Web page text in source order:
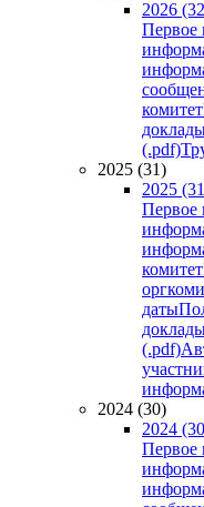
2026
Первое
комитет
(.pdf)
2025 (31)
2025
Первое
комитет
даты
(.pdf)
2024 (30)
2024
Первое